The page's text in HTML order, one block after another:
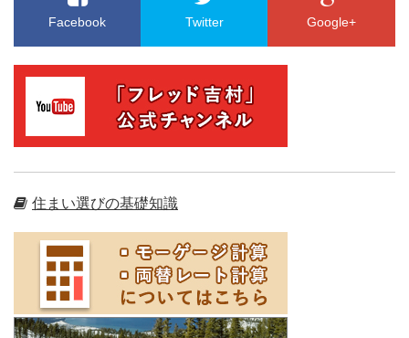
Facebook Twitter Google+
住まい選びの基礎知識